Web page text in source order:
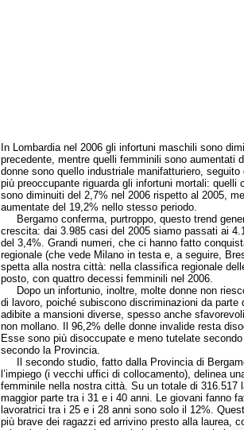
In Lombardia nel 2006 gli infortuni maschili sono
precedente, mentre quelli femminili sono aumentati
donne sono quello industriale manifatturiero,
più preoccupante riguarda gli infortuni mortali: quelli
sono diminuiti del 2,7% nel 2006 rispetto al 2005,
aumentate del 19,2% nello stesso periodo.
Bergamo conferma, purtroppo, questo trend
crescita: dai 3.985 casi del 2005 siamo passati ai
del 3,4%. Grandi numeri, che ci hanno fatto
regionale (che vede Milano in testa e, a seguire,
spetta alla nostra città: nella classifica regionale
posto, con quattro decessi femminili nel 2006.
Dopo un infortunio, inoltre, molte donne non
di lavoro, poiché subiscono discriminazioni da parte
adibite a mansioni diverse, spesso anche
non mollano. Il 96,2% delle donne invalide resta
Esse sono più disoccupate e meno tutelate
secondo la Provincia.
Il secondo studio, fatto dalla Provincia di
l’impiego (i vecchi uffici di collocamento), delinea
femminile nella nostra città. Su un totale di 316.517
maggior parte tra i 31 e i 40 anni. Le giovani fanno
lavoratrici tra i 25 e i 28 anni sono solo il 12%.
più brave dei ragazzi ed arrivino presto alla laurea,